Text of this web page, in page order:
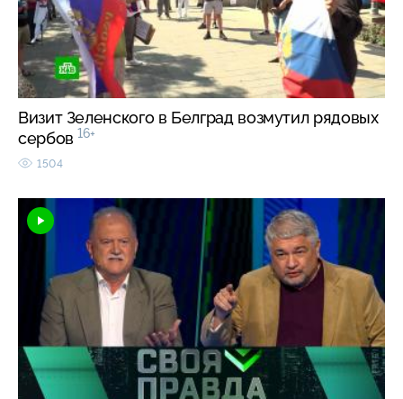
Визит Зеленского в Белград возмутил рядовых
сербов 16+
1504